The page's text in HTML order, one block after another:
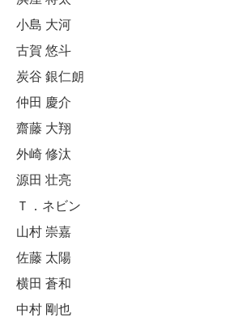
小島 大河
古賀 悠斗
炭谷 銀仁朗
仲田 慶介
齋藤 大翔
外崎 修汰
源田 壮亮
Ｔ．ネビン
山村 崇嘉
佐藤 太陽
横田 蒼和
中村 剛也